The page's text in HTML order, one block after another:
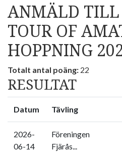
ANMÄLD TILL
TOUR OF
HOPPNING
Totalt antal poäng: 22
RESULTAT
Datum Tävling
2026-
06-14
Föreningen
Fjärås...